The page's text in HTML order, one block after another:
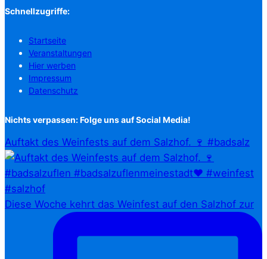
Schnellzugriffe:
Startseite
Veranstaltungen
Hier werben
Impressum
Datenschutz
Nichts verpassen: Folge uns auf Social Media!
Auftakt des Weinfests auf dem Salzhof. 🍷 #badsalz
Diese Woche kehrt das Weinfest auf den Salzhof zur